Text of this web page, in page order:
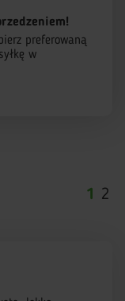
preferowaną
w
1 2